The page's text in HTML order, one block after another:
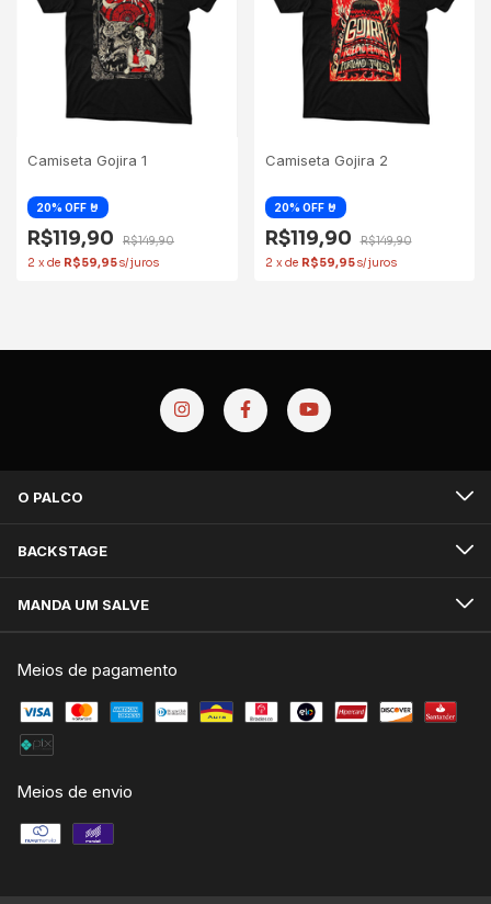
Camiseta Gojira 1
R$119,90
R$149,90
2 x de R$59,95
Camiseta Gojira 2
R$119,90
R$149,90
2 x de R$59,95
O PALCO
BACKSTAGE
MANDA UM SALVE
Meios de pagamento
Meios de envio